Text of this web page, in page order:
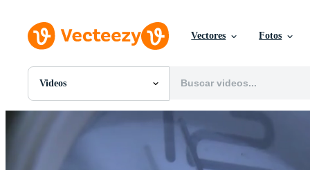
Vectores Fotos
Videos
Todas Imágenes